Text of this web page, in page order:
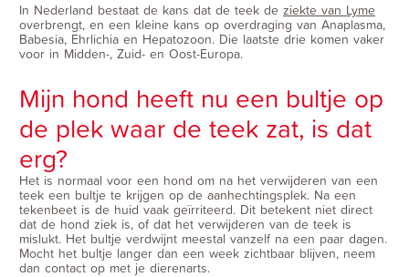
In Nederland bestaat de kans dat de teek de ziekte van Lyme
overbrengt, en een kleine kans op overdraging van Anaplasma,
Babesia, Ehrlichia en Hepatozoon. Die laatste drie komen vaker
voor in Midden-, Zuid- en Oost-Europa.
Mijn hond heeft nu een bultje op
de plek waar de teek zat, is dat
erg?
Het is normaal voor een hond om na het verwijderen van een
teek een bultje te krijgen op de aanhechtingsplek. Na een
tekenbeet is de huid vaak geïrriteerd. Dit betekent niet direct
dat de hond ziek is, of dat het verwijderen van de teek is
mislukt. Het bultje verdwijnt meestal vanzelf na een paar dagen.
Mocht het bultje langer dan een week zichtbaar blijven, neem
dan contact op met je dierenarts.